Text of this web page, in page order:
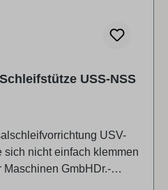
USS-NSS
USV-
sich nicht einfach klemmen
Maschinen GmbHDr.-